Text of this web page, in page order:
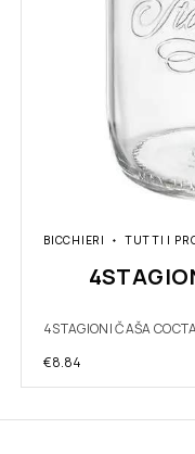
BICCHIERI TUTTI I
4STAGIONI ČAŠA
€8.84